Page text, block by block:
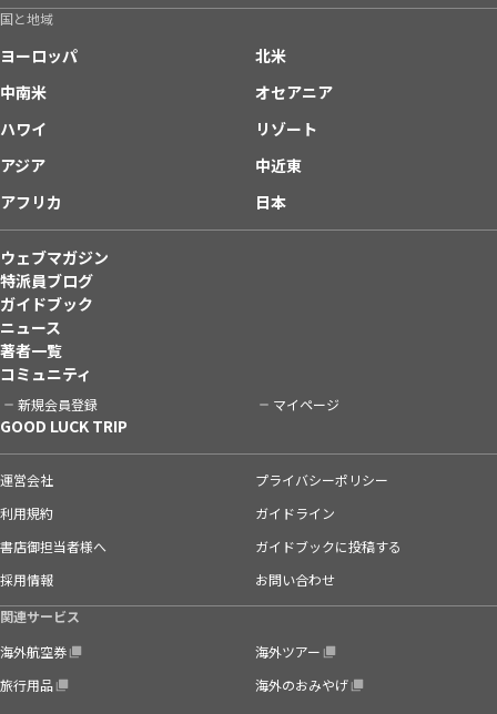
国と地域
ヨーロッパ
北米
中南米
オセアニア
ハワイ
リゾート
アジア
中近東
アフリカ
日本
ウェブマガジン
特派員ブログ
ガイドブック
ニュース
著者一覧
コミュニティ
新規会員登録 マイページ
GOOD LUCK TRIP
運営会社
プライバシーポリシー
利用規約
ガイドライン
書店御担当者様へ
ガイドブックに投稿する
採用情報
お問い合わせ
関連サービス
海外航空券
海外ツアー
旅行用品
海外のおみやげ